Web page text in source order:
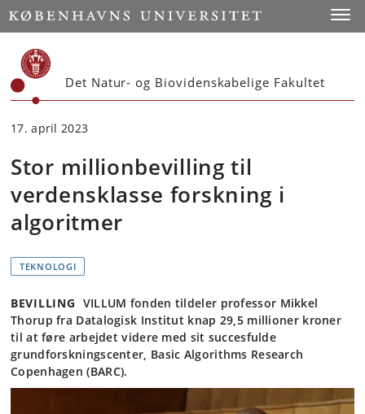
Start
Det Natur- og Biovidenskabelige Fakultet
17. april 2023
Stor millionbevilling til
verdensklasse forskning i
algoritmer
TEKNOLOGI
BEVILLING VILLUM fonden tildeler professor Mikkel
Thorup fra Datalogisk Institut knap 29,5 millioner kroner
til at føre arbejdet videre med sit succesfulde
grundforskningscenter, Basic Algorithms Research
Copenhagen (BARC).